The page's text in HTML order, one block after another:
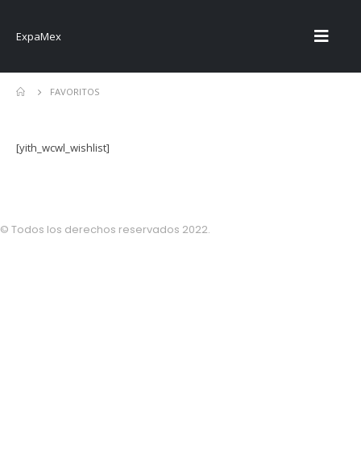
ExpaMex
FAVORITOS
[yith_wcwl_wishlist]
© Todos los derechos reservados 2022.